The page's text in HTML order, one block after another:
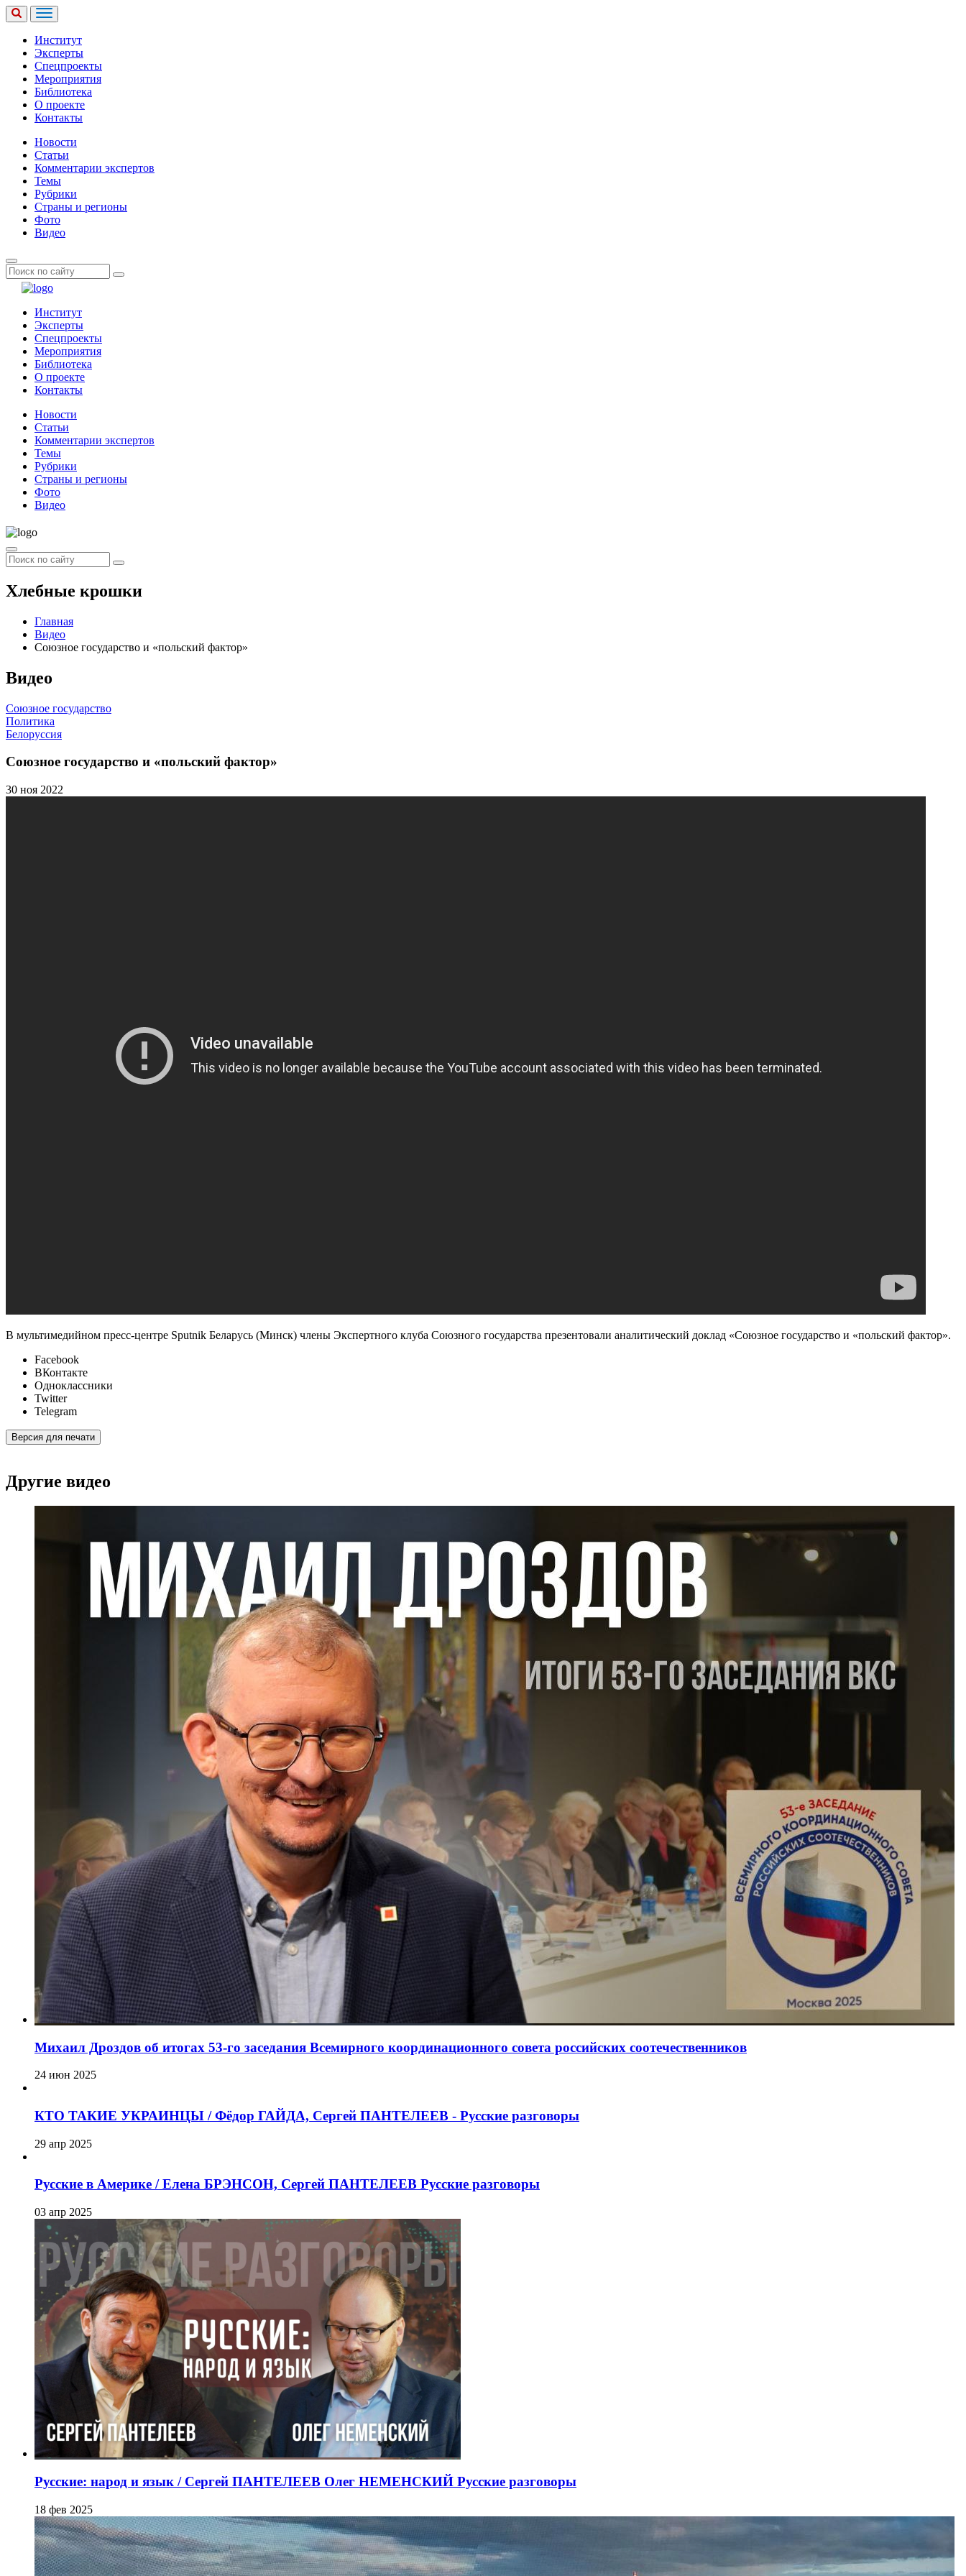
Институт
Эксперты
Спецпроекты
Мероприятия
Библиотека
О проекте
Контакты
Новости
Статьи
Комментарии экспертов
Темы
Рубрики
Страны и регионы
Фото
Видео
Институт
Эксперты
Спецпроекты
Мероприятия
Библиотека
О проекте
Контакты
Новости
Статьи
Комментарии экспертов
Темы
Рубрики
Страны и регионы
Фото
Видео
Хлебные крошки
Главная
Видео
Союзное государство и «польский фактор»
Видео
Союзное государство
Политика
Белоруссия
Союзное государство и «польский фактор»
30 ноя 2022
В мультимедийном пресс-центре Sputnik Беларусь (Минск) члены Экспертного клуба Союзного государства презентовали аналитический доклад «Союзное государство и «польский фактор».
Facebook
ВКонтакте
Одноклассники
Twitter
Telegram
Версия для печати
Другие видео
Михаил Дроздов об итогах 53-го заседания Всемирного координационного совета российских соотечественников
24 июн 2025
КТО ТАКИЕ УКРАИНЦЫ / Фёдор ГАЙДА, Сергей ПАНТЕЛЕЕВ - Русские разговоры
29 апр 2025
Русские в Америке / Елена БРЭНСОН, Сергей ПАНТЕЛЕЕВ Русские разговоры
03 апр 2025
Русские: народ и язык / Сергей ПАНТЕЛЕЕВ Олег НЕМЕНСКИЙ Русские разговоры
18 фев 2025